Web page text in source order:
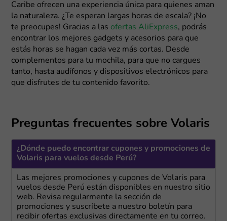
Caribe ofrecen una experiencia única para quienes aman
la naturaleza. ¿Te esperan largas horas de escala? ¡No
te preocupes! Gracias a las ofertas AliExpress, podrás
encontrar los mejores gadgets y acesorios para que
estás horas se hagan cada vez más cortas. Desde
complementos para tu mochila, para que no cargues
tanto, hasta audífonos y dispositivos electrónicos para
que disfrutes de tu contenido favorito.
Preguntas frecuentes sobre Volaris
¿Dónde puedo encontrar cupones y promociones de
Volaris para vuelos desde Perú?
Las mejores promociones y cupones de Volaris para
vuelos desde Perú están disponibles en nuestro sitio
web. Revisa regularmente la sección de
promociones y suscríbete a nuestro boletín para
recibir ofertas exclusivas directamente en tu correo.